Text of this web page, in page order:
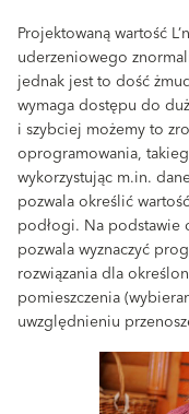
Projektowaną wartość
uderzeniowego
jednak jest to dość
wymaga dostępu do
i szybciej możemy to
oprogramowania,
wykorzystując m.in.
pozwala określić
podłogi. Na podstawie
pozwala wyznaczyć
rozwiązania dla
pomieszczenia
uwzględnieniu